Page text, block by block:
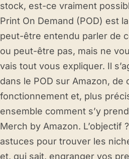
stock, est-ce vraiment
Print On Demand (POD) est
peut-être entendu parler de
ou peut-être pas, mais ne
vais tout vous expliquer. Il
dans le POD sur Amazon, de
fonctionnement et, plus
ensemble comment s’y
Merch by Amazon. L’objectif
astuces pour trouver les
et, qui sait, engranger vos